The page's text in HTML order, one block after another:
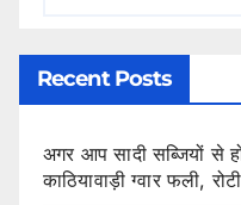
Recent Posts
अगर आप सादी सब्जियों से
काठियावाड़ी ग्वार फली,